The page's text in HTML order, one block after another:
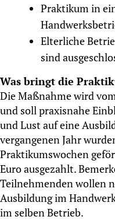
Praktikum in
Elterliche
sind
Was bringt die
Die Maßnahme wird
und soll praxisnahe
und Lust auf eine
vergangenen Jahr
Praktikumswochen
Euro ausgezahlt.
Teilnehmenden wollen
Ausbildung im
im selben Betrieb.